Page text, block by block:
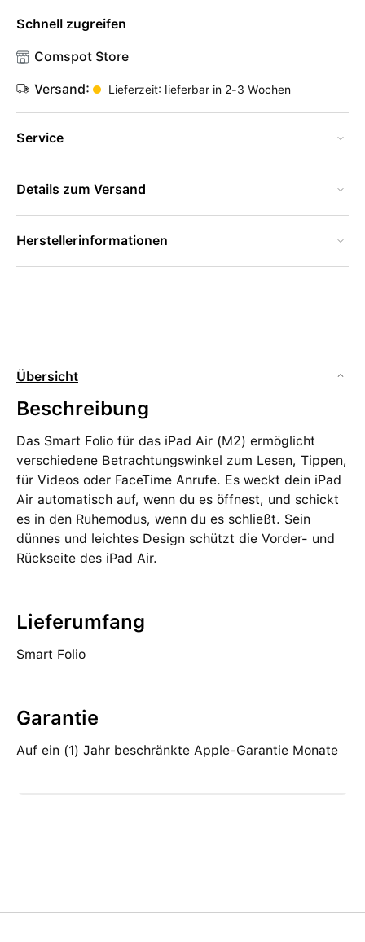
Schnell zugreifen
Comspot Store
Versand: Lieferzeit: lieferbar in 2-3 Wochen
Service
Details zum Versand
Herstellerinformationen
Übersicht
Beschreibung
Das Smart Folio für das iPad Air (M2) ermöglicht
verschiedene Betrachtungswinkel zum Lesen, Tippen,
für Videos oder FaceTime Anrufe. Es weckt dein iPad
Air auto­matisch auf, wenn du es öffnest, und schickt
es in den Ruhemodus, wenn du es schließt. Sein
dünnes und leichtes Design schützt die Vorder- und
Rückseite des iPad Air.
Lieferumfang
Smart Folio
Garantie
Auf ein (1) Jahr beschränkte Apple-Garantie Monate